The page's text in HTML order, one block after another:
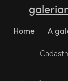
Home A